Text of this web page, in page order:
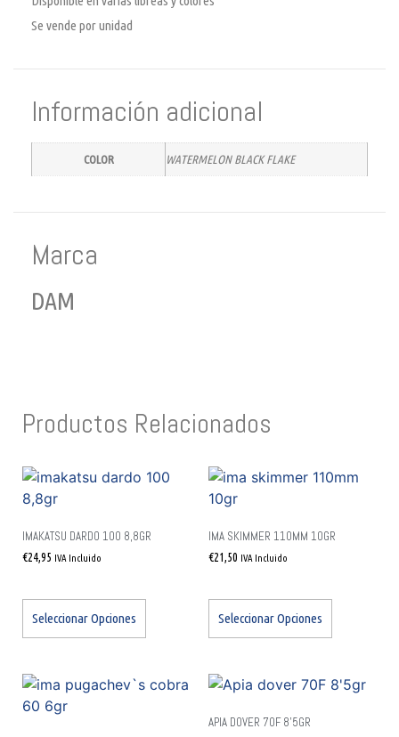
Se vende por unidad
Información adicional
COLOR WATERMELON BLACK FLAKE
Marca
DAM
Productos Relacionados
IMAKATSU DARDO 100 8,8GR
€24,95 IVA Incluido
Seleccionar Opciones
IMA SKIMMER 110MM 10GR
€21,50 IVA Incluido
Seleccionar Opciones
APIA DOVER 70F 8’5GR